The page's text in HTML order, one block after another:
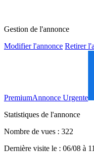
Gestion de l'annonce
Modifier l'annonce Retirer
PremiumAnnonce Urgente
Statistiques de l'annonce
Nombre de vues : 322
Dernière visite le : 06/08 à